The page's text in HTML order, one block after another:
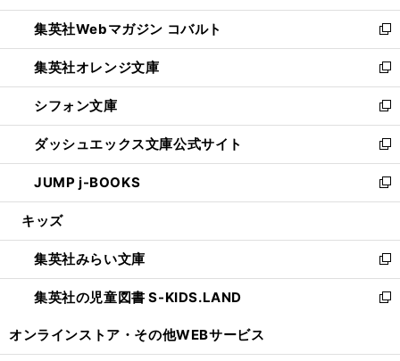
開
く
ウ
で
開
く
ン
ド
ウ
で
開
く
ウ
ィ
ン
ド
ウ
で
開
く
集英社Webマガジン コバルト
新
し
い
ウ
ィ
ン
ド
ウ
で
開
集英社オレンジ文庫
新
し
い
ウ
ィ
ン
ド
ウ
開
く
シフォン文庫
新
し
い
ウ
ィ
ン
ウ
で
開
く
ダッシュエックス文庫公式サイト
新
し
い
ウ
ン
ド
ウ
で
JUMP j-BOOKS
新
し
ウ
ィ
ン
ド
開
キッズ
集英社みらい文庫
新
し
い
ン
集英社の児童図書 S-KIDS.LAND
新
ウ
オンラインストア・ その他WEBサービス